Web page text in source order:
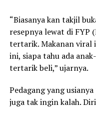
“Biasanya kan takjil
resepnya lewat di FYP
tertarik. Makanan viral
ini, siapa tahu ada
tertarik beli,” ujarnya.
Pedagang yang
juga tak ingin kalah.